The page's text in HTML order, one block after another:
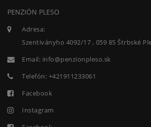
PENZIÓN PLESO
Adresa:
Szentiványho 4092/17 , 059 85 Štrbské
Email: info@penzionpleso.sk
Telefón: +421911233061
Facebook
Instagram